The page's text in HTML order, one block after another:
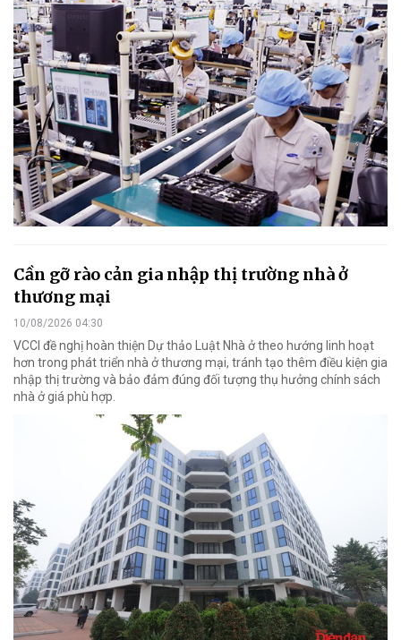
Cần gỡ rào cản gia nhập thị trường nhà ở
thương mại
10/08/2026 04:30
VCCI đề nghị hoàn thiện Dự thảo Luật Nhà ở theo hướng linh hoạt
hơn trong phát triển nhà ở thương mại, tránh tạo thêm điều kiện gia
nhập thị trường và bảo đảm đúng đối tượng thụ hưởng chính sách
nhà ở giá phù hợp.